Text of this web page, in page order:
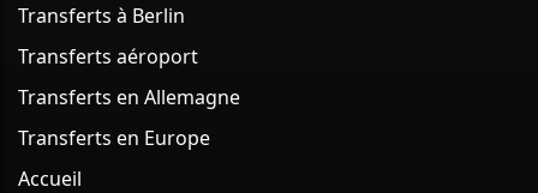
Transferts à Berlin
Transferts aéroport
Transferts en Allemagne
Transferts en Europe
Accueil